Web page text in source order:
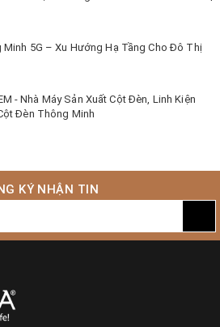
5G – Xu Hướng Hạ Tầng Cho Đô Thị
- Nhà Máy Sản Xuất Cột Đèn, Linh Kiện
Đèn Thông Minh
KÝ NHẬN TIN